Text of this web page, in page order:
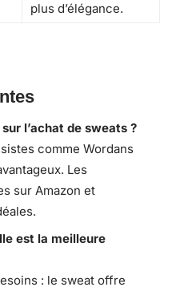
plus d’élégance.
l’achat de sweats ?
comme Wordans
Les
sur Amazon et
est la meilleure
: le sweat offre